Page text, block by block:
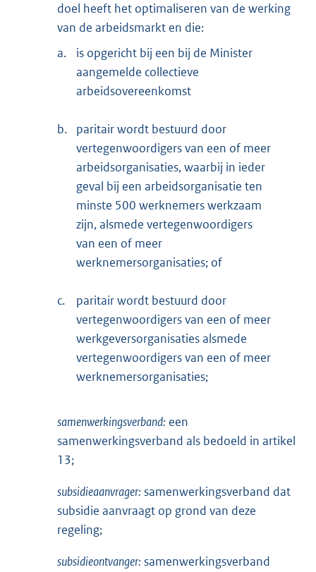
doel heeft het optimaliseren van de werking
van de arbeidsmarkt en die:
a.
is opgericht bij een bij de Minister
aangemelde collectieve
arbeidsovereenkomst
b.
paritair wordt bestuurd door
vertegenwoordigers van een of meer
arbeidsorganisaties, waarbij in ieder
geval bij een arbeidsorganisatie ten
minste 500 werknemers werkzaam
zijn, alsmede vertegenwoordigers
van een of meer
werknemersorganisaties; of
c.
paritair wordt bestuurd door
vertegenwoordigers van een of meer
werkgeversorganisaties alsmede
vertegenwoordigers van een of meer
werknemersorganisaties;
samenwerkingsverband: een
samenwerkingsverband als bedoeld in artikel
13;
subsidieaanvrager: samenwerkingsverband dat
subsidie aanvraagt op grond van deze
regeling;
subsidieontvanger: samenwerkingsverband